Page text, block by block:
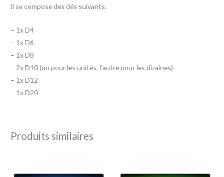
Il se compose des dés suivants:
– 1x D4
– 1x D6
– 1x D8
– 2x D10 (un pour les unités, l’autre pour les dizaines)
– 1x D12
– 1x D20
Produits similaires